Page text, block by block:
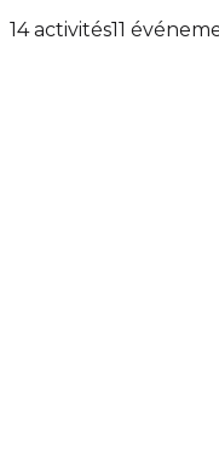
14 activités11